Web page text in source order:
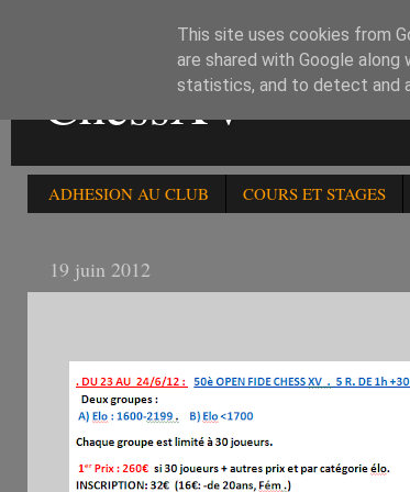
ChessXV
ADHESION AU CLUB COURS ET STAGES
19 juin 2012
This site uses cookies from
are shared with Google
statistics, and to detect and